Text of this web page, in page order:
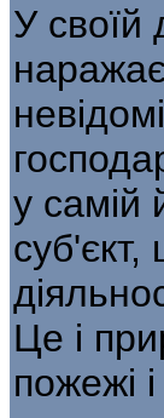
У своїй
у самій
Це і
пожежі